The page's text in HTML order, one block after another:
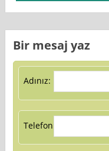
Bir mesaj yaz
Adınız:
Telefon: